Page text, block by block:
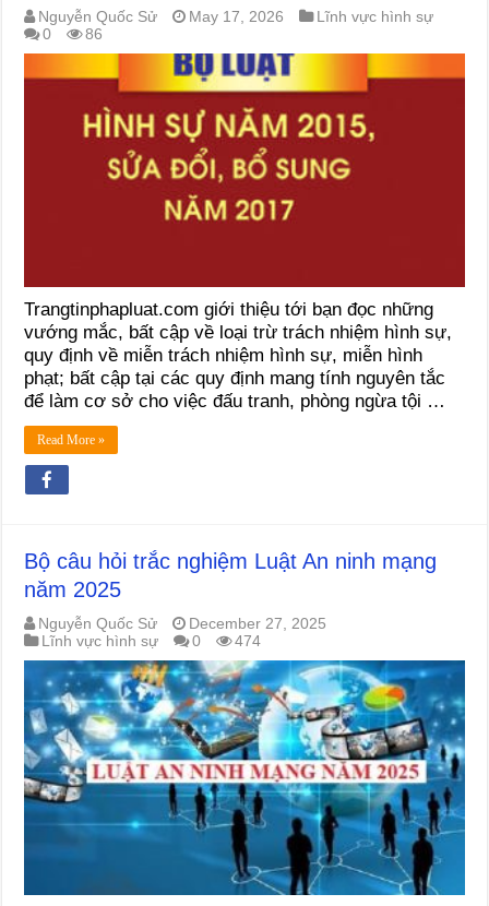
Nguyễn Quốc Sử May 17, 2026
Lĩnh vực hình sự
0
86
Trangtinphapluat.com giới thiệu tới bạn đọc những
vướng mắc, bất cập về loại trừ trách nhiệm hình sự,
quy định về miễn trách nhiệm hình sự, miễn hình
phạt; bất cập tại các quy định mang tính nguyên tắc
để làm cơ sở cho việc đấu tranh, phòng ngừa tội …
Read More »
Bộ câu hỏi trắc nghiệm Luật An ninh mạng
năm 2025
Nguyễn Quốc Sử
December 27, 2025
Lĩnh vực hình sự
0 474